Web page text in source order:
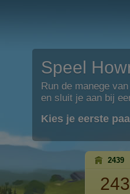
Speel
Run de manege
en sluit je aan bij
Kies je eerste
2439